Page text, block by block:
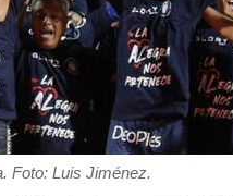
Foto: Luis Jiménez.